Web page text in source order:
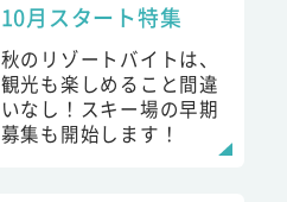
10月スタート特集
秋のリゾートバイトは、
観光も楽しめること間違
いなし！スキー場の早期
募集も開始します！